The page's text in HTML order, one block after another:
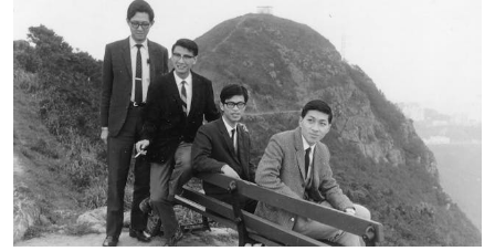
商業
科技
影片
名家榜
灼見活動